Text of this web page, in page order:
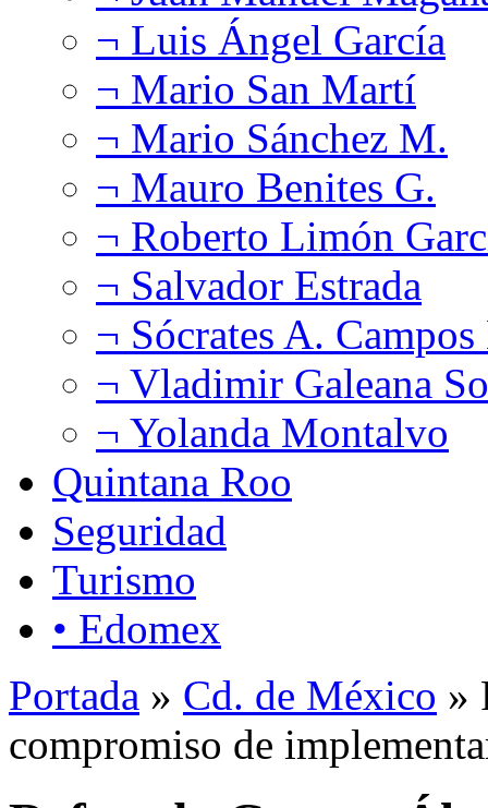
¬ Luis Ángel García
¬ Mario San Martí
¬ Mario Sánchez M.
¬ Mauro Benites G.
¬ Roberto Limón
¬ Salvador Estrada
¬ Sócrates A.
¬ Vladimir Galeana
¬ Yolanda Montalvo
Quintana Roo
Seguridad
Turismo
• Edomex
Portada » Cd. de México »
compromiso de